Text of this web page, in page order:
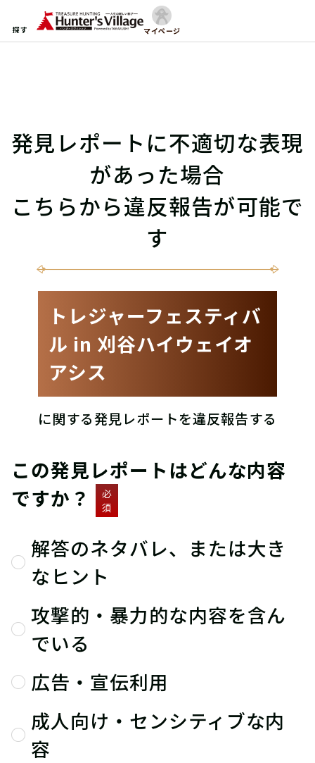
探す マイページ
発見レポートに不適切な表現
があった場合
こちらから違反報告が可能で
す
トレジャーフェスティバ
ル in 刈谷ハイウェイオ
アシス
に関する発見レポートを違反報告する
この発見レポートはどんな内容
ですか？
必
須
解答のネタバレ、または大き
なヒント
攻撃的・暴力的な内容を含ん
でいる
広告・宣伝利用
成人向け・センシティブな内
容